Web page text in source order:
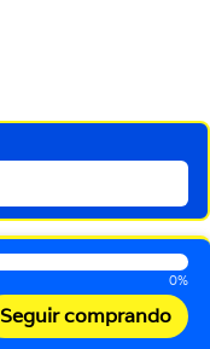
0%
Seguir comprando